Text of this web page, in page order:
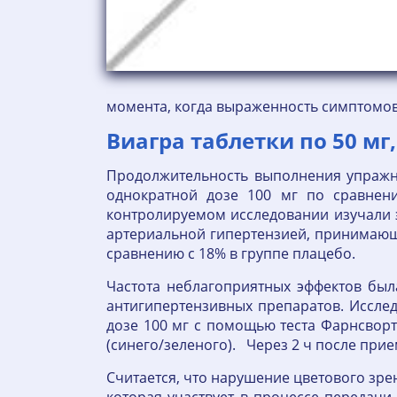
момента, когда выраженность
Виагра таблетки по 50
Продолжительность выполнения
однократной дозе 100 мг по
контролируемом исследовании
артериальной гипертензией,
сравнению с 18% в группе плацебо.
Частота неблагоприятных эффектов
антигипертензивных препаратов.
дозе 100 мг с помощью теста
(синего/зеленого). Через 2 ч после
Считается, что нарушение цветового